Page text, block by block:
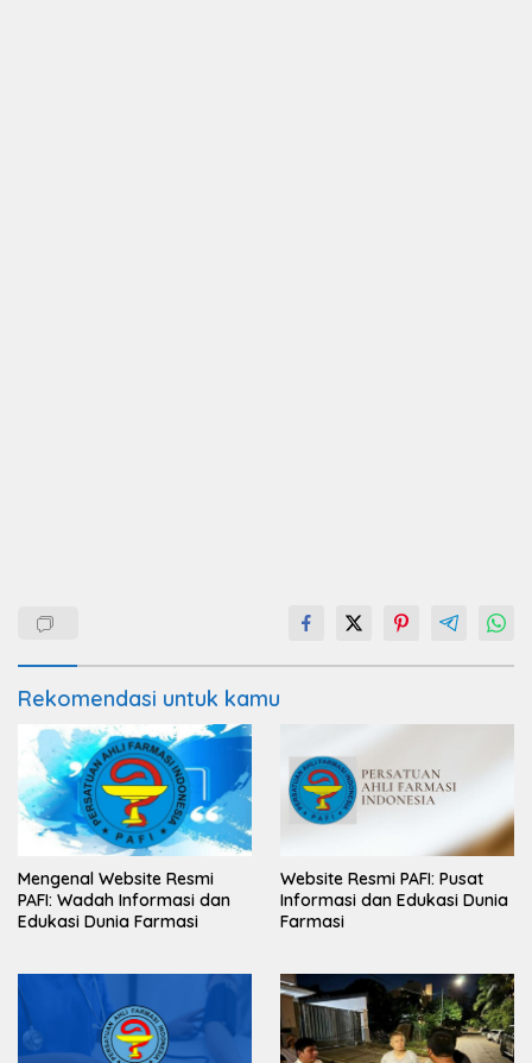
Rekomendasi untuk kamu
Mengenal Website Resmi
PAFI: Wadah Informasi dan
Edukasi Dunia Farmasi
Website Resmi PAFI: Pusat
Informasi dan Edukasi Dunia
Farmasi